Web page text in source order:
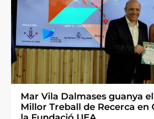
Mar Vila Dalmases guanya
Millor Treball de Recerca en